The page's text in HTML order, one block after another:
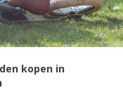
kopen in